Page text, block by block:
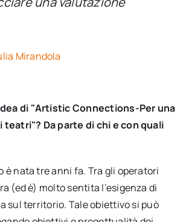
Mirandola
di "Artistic Connections-Per una
Da parte di chi e con quali
è nata tre anni fa. Tra gli operatori
(ed è) molto sentita l’esigenza di
sul territorio. Tale obiettivo si può